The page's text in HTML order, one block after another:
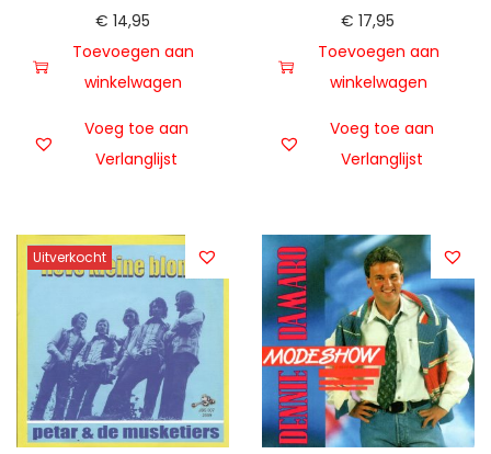
€ 14,95
Toevoegen aan
winkelwagen
Voeg toe aan
Verlanglijst
€ 17,95
Toevoegen aan
winkelwagen
Voeg toe aan
Verlanglijst
Uitverkocht